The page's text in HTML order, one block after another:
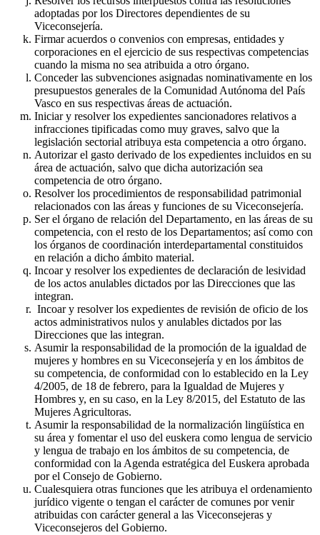
adoptadas por los Directores dependientes de su
Viceconsejería.
Firmar acuerdos o convenios con empresas, entidades y
corporaciones en el ejercicio de sus respectivas competencias
cuando la misma no sea atribuida a otro órgano.
Conceder las subvenciones asignadas nominativamente en los
presupuestos generales de la Comunidad Autónoma del País
Vasco en sus respectivas áreas de actuación.
Iniciar y resolver los expedientes sancionadores relativos a
infracciones tipificadas como muy graves, salvo que la
legislación sectorial atribuya esta competencia a otro órgano.
Autorizar el gasto derivado de los expedientes incluidos en su
área de actuación, salvo que dicha autorización sea
competencia de otro órgano.
Resolver los procedimientos de responsabilidad patrimonial
relacionados con las áreas y funciones de su Viceconsejería.
Ser el órgano de relación del Departamento, en las áreas de su
competencia, con el resto de los Departamentos; así como con
los órganos de coordinación interdepartamental constituidos
en relación a dicho ámbito material.
Incoar y resolver los expedientes de declaración de lesividad
de los actos anulables dictados por las Direcciones que las
integran.
Incoar y resolver los expedientes de revisión de oficio de los
actos administrativos nulos y anulables dictados por las
Direcciones que las integran.
Asumir la responsabilidad de la promoción de la igualdad de
mujeres y hombres en su Viceconsejería y en los ámbitos de
su competencia, de conformidad con lo establecido en la Ley
4/2005, de 18 de febrero, para la Igualdad de Mujeres y
Hombres y, en su caso, en la Ley 8/2015, del Estatuto de las
Mujeres Agricultoras.
Asumir la responsabilidad de la normalización lingüística en
su área y fomentar el uso del euskera como lengua de servicio
y lengua de trabajo en los ámbitos de su competencia, de
conformidad con la Agenda estratégica del Euskera aprobada
por el Consejo de Gobierno.
Cualesquiera otras funciones que les atribuya el ordenamiento
jurídico vigente o tengan el carácter de comunes por venir
atribuidas con carácter general a las Viceconsejeras y
Viceconsejeros del Gobierno.